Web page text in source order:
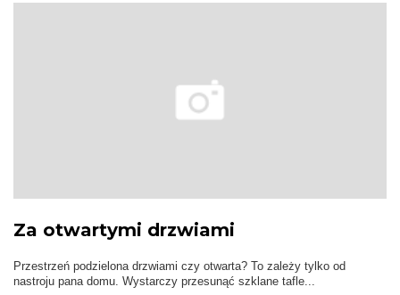
Za otwartymi drzwiami
Przestrzeń podzielona drzwiami czy otwarta? To zależy tylko od
nastroju pana domu. Wystarczy przesunąć szklane tafle...